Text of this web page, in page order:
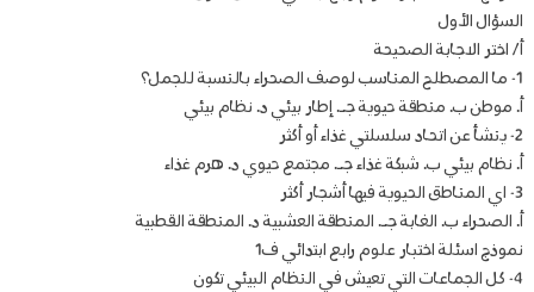
السؤال الأول
أ/ اختر الاجابة الصحيحة
1- ما المصطلح المناسب لوصف الصحراء بالنسبة للجمل؟
أ. موطن ب. منطقة حيوية جـ. إطار بيئي د. نظام بيئي
2- ينشأ عن اتحاد سلسلتي غذاء أو أكثر
أ. نظام بيئي ب. شبكة غذاء جـ. مجتمع حيوي د. هرم غذاء
3- اي المناطق الحيوية فيها أشجار أكثر
أ. الصحراء ب. الغابة جـ. المنطقة العشبية د. المنطقة القطبية
نموذج اسئلة اختبار علوم رابع ابتدائي ف1
4- كل الجماعات التي تعيش في النظام البيئي تكون